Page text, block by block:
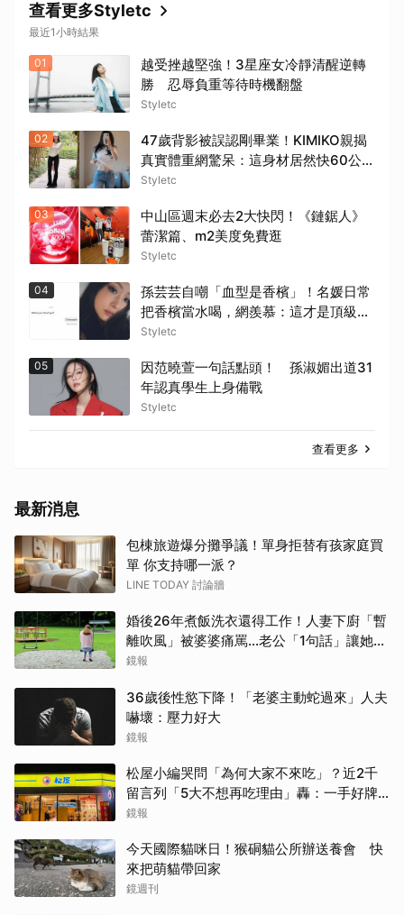
查看更多Styletc
最近1小時結果
01
越受挫越堅強！3星座女冷靜清醒逆轉
勝 忍辱負重等待時機翻盤
Styletc
02
47歲背影被誤認剛畢業！KIMIKO親揭
真實體重網驚呆：這身材居然快60公
斤？
Styletc
03
中山區週末必去2大快閃！《鏈鋸人》
蕾潔篇、m2美度免費逛
Styletc
04
孫芸芸自嘲「血型是香檳」！名媛日常
把香檳當水喝，網羨慕：這才是頂級生
活
Styletc
05
因范曉萱一句話點頭！ 孫淑媚出道31
年認真學生上身備戰
Styletc
查看更多
最新消息
包棟旅遊爆分攤爭議！單身拒替有孩家庭買
單 你支持哪一派？
LINE TODAY 討論牆
婚後26年煮飯洗衣還得工作！人妻下廚「暫
離吹風」被婆婆痛罵…老公「1句話」讓她心
寒
鏡報
36歲後性慾下降！「老婆主動蛇過來」人夫
嚇壞：壓力好大
鏡報
松屋小編哭問「為何大家不來吃」？近2千
留言列「5大不想再吃理由」轟：一手好牌
打到爛
鏡報
今天國際貓咪日！猴硐貓公所辦送養會 快
來把萌貓帶回家
鏡週刊